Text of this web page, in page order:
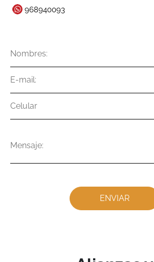
968940093
mail